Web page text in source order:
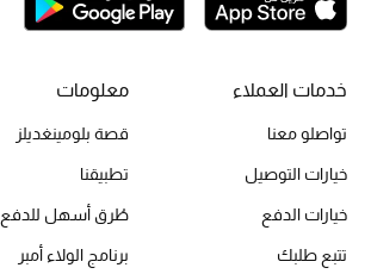
جميع الحقائب النسائية
موضة نسائية
خدمات العملاء
تواصلو معنا
خيارات التوصيل
خيارات الدفع
تتبع طلبك
معلومات
قصة بلومينغديلز
تطبيقنا
طُرق أسهل للدفع
برنامج الولاء أمبر